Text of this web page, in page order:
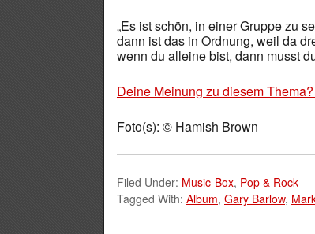
„Es ist schön, in einer Gruppe zu
dann ist das in Ordnung, weil da
wenn du alleine bist, dann musst
Deine Meinung zu diesem
Foto(s): © Hamish Brown
Filed Under: Music-Box, Pop & Rock
Tagged With: Album, Gary Barlow,